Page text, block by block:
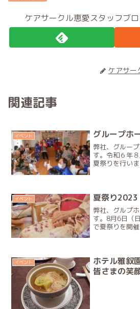
ケアサークル恵愛スタッフブ
ケアサー
関連記事
イベント グループホ
弊社、グルー
す。令和６年
夏祭りを行い
ます。皆様と心
イベント 夏祭り2023
弊社、グルプ
す。8月6日（
で夏祭りを開
ても盛り上が
イベント
ホテル雅叙
皆さまの笑